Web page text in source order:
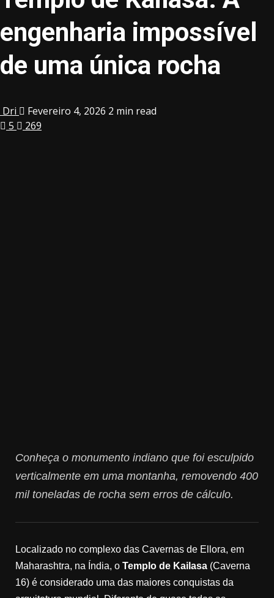
engenharia impossível
de uma única rocha
Dri Fevereiro 4, 2026 2 min read
5
269
Conheça o monumento indiano que foi esculpido
verticalmente em uma montanha, removendo 400
mil toneladas de rocha sem erros de cálculo.
Localizado no complexo das Cavernas de Ellora, em
Maharashtra, na Índia, o Templo de Kailasa (Caverna
16) é considerado uma das maiores conquistas da